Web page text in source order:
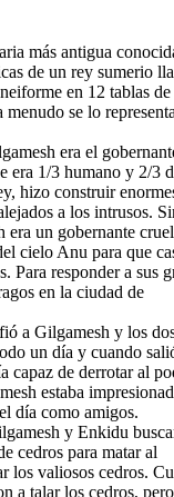
más antigua
de un rey sumerio
en 12 tablas de
se lo
era el
era 1/3 humano y 2/3
hizo construir
a los intrusos.
era un gobernante
cielo Anu para que
Para responder a sus
en la ciudad de
a Gilgamesh y los
un día y cuando
capaz de derrotar al
estaba
día como amigos.
y Enkidu
cedros para matar al
los valiosos cedros.
a talar los cedros,